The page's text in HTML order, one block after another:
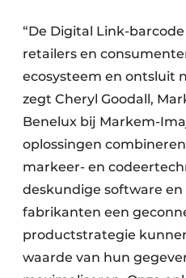
“De Digital Link-
retailers en
ecosysteem en ontsluit
zegt Cheryl Goodall,
Benelux bij Markem-
oplossingen
markeer- en
deskundige software
fabrikanten een
productstrategie
waarde van hun